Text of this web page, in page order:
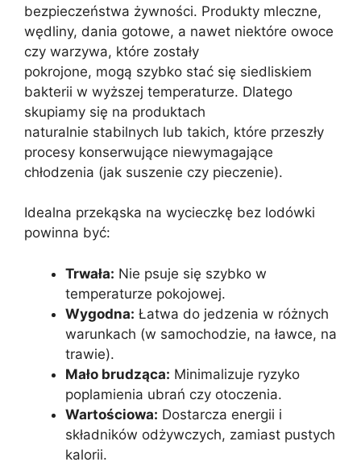
bezpieczeństwa żywności. Produkty mleczne,
wędliny, dania gotowe, a nawet niektóre owoce
czy warzywa, które zostały
pokrojone, mogą szybko stać się siedliskiem
bakterii w wyższej temperaturze. Dlatego
skupiamy się na produktach
naturalnie stabilnych lub takich, które przeszły
procesy konserwujące niewymagające
chłodzenia (jak suszenie czy pieczenie).
Idealna przekąska na wycieczkę bez lodówki
powinna być:
Trwała: Nie psuje się szybko w
temperaturze pokojowej.
Wygodna: Łatwa do jedzenia w różnych
warunkach (w samochodzie, na ławce, na
trawie).
Mało brudząca: Minimalizuje ryzyko
poplamienia ubrań czy otoczenia.
Wartościowa: Dostarcza energii i
składników odżywczych, zamiast pustych
kalorii.